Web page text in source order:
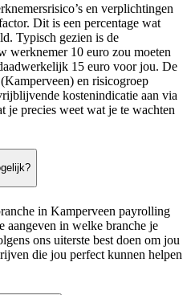
en verplichtingen
Dit is een percentage wat
Typisch gezien is de
werknemer 10 euro zou moeten
15 euro voor jou. De
en risicogroep
kostenindicatie aan via
je precies weet wat je te wachten
in Kamperveen payrolling
aangeven in welke branche je
ons uiterste best doen om jou
die jou perfect kunnen helpen